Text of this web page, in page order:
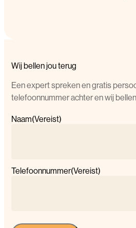
Wij bellen jou terug
Een expert spreken en gratis
telefoonnummer achter en wij
Naam(Vereist)
Telefoonnummer(Vereist)